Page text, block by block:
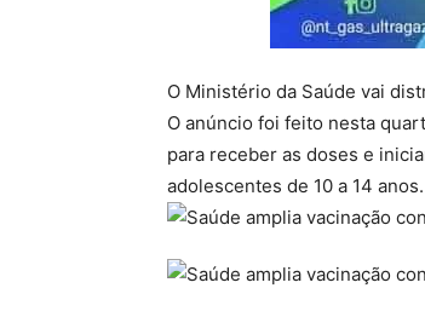
O Ministério da Saúde vai
O anúncio foi feito nesta
para receber as doses e
adolescentes de 10 a 14 anos.